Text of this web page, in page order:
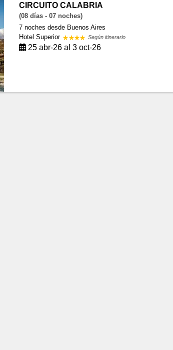
CIRCUITO CALABRIA
(08 días - 07 noches)
7 noches desde Buenos Aires
Hotel Superior
Según itinerario
25 abr-26 al 3 oct-26